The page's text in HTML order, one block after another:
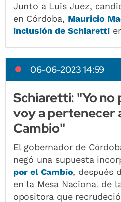
Junto a Luis Juez,
en Córdoba, Mauricio
inclusión de Schiaretti
06-06-2023 14:59
Schiaretti: "Yo no
voy a pertenecer
Cambio"
El gobernador de
negó una supuesta
por el Cambio, después
en la Mesa Nacional de
opositora que